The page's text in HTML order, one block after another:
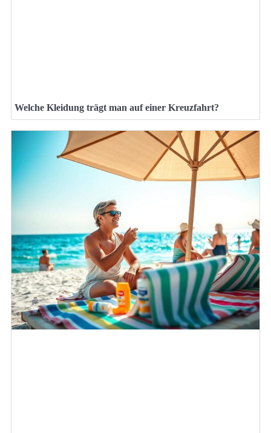
Welche Kleidung trägt man auf einer Kreuzfahrt?